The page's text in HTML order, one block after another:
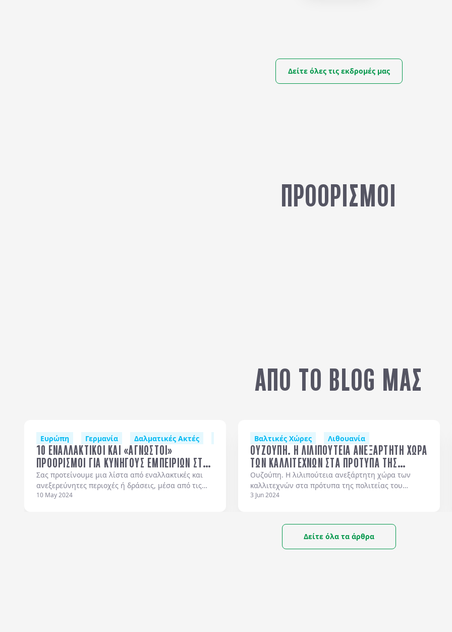
Δείτε όλες τις εκδρομές μας
ΠΡΟΟΡΙΣΜΟΙ
ΑΠΟ ΤΟ BLOG ΜΑΣ
Ευρώπη Γερμανία Δαλματικές Ακτές Δανία (Κοπεγχάγη) Σκωτία
10 ΕΝΑΛΛΑΚΤΙΚΟΙ ΚΑΙ «ΑΓΝΩΣΤΟΙ»
ΠΡΟΟΡΙΣΜΟΙ ΓΙΑ ΚΥΝΗΓΟΥΣ ΕΜΠΕΙΡΙΩΝ ΣΤΗΝ
ΕΥΡΩΠΗ
Σας προτείνουμε μια λίστα από εναλλακτικές και
ανεξερεύνητες περιοχές ή δράσεις, μέσα από τις
οποίες μπορείτε να κυνηγήσετε τις εμπειρίες της
10 May 2024
Βαλτικές Χώρες Λιθουανία
ΟΥΖΟΥΠΗ. Η ΛΙΛΙΠΟΥΤΕΙΑ ΑΝΕΞΑΡΤΗΤΗ ΧΩΡΑ
ΤΩΝ ΚΑΛΛΙΤΕΧΝΩΝ ΣΤΑ ΠΡΟΤΥΠΑ ΤΗΣ
ΠΟΛΙΤΕΙΑΣ ΤΟΥ ΑΡΙΣΤΟΤΕΛΗ… ΚΑΙ ΑΛΛΑ
ΜΙΚΡΑ ΚΡΑΤΗ.
Ουζούπη. Η λιλιπούτεια ανεξάρτητη χώρα των
καλλιτεχνών στα πρότυπα της πολιτείας του
Αριστοτέλη… και άλλα μικρά κράτη.
3 Jun 2024
Δείτε όλα τα άρθρα